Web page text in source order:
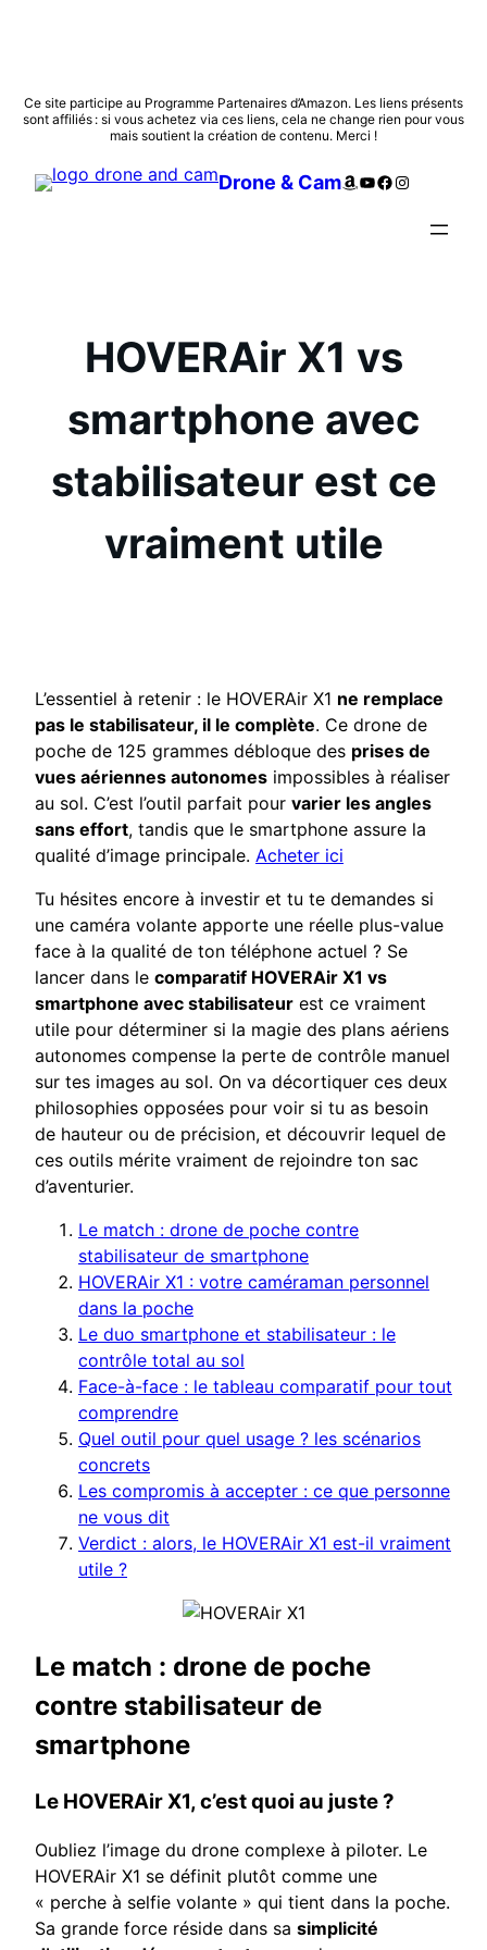
Aller
au
Ce site participe au Programme Partenaires d’Amazon. Les liens présents
sont affiliés : si vous achetez via ces liens, cela ne change rien pour vous
mais soutient la création de contenu. Merci !
Drone & CamAmazon
YouTube
Facebook
Instagram
HOVERAir X1 vs
smartphone avec
stabilisateur est ce
vraiment utile
L’essentiel à retenir : le HOVERAir X1 ne remplace
pas le stabilisateur, il le complète. Ce drone de
poche de 125 grammes débloque des prises de
vues aériennes autonomes impossibles à réaliser
au sol. C’est l’outil parfait pour varier les angles
sans effort, tandis que le smartphone assure la
qualité d’image principale. Acheter ici
Tu hésites encore à investir et tu te demandes si
une caméra volante apporte une réelle plus-value
face à la qualité de ton téléphone actuel ? Se
lancer dans le comparatif HOVERAir X1 vs
smartphone avec stabilisateur est ce vraiment
utile pour déterminer si la magie des plans aériens
autonomes compense la perte de contrôle manuel
sur tes images au sol. On va décortiquer ces deux
philosophies opposées pour voir si tu as besoin
de hauteur ou de précision, et découvrir lequel de
ces outils mérite vraiment de rejoindre ton sac
d’aventurier.
Le match : drone de poche contre
stabilisateur de smartphone
HOVERAir X1 : votre caméraman personnel
dans la poche
Le duo smartphone et stabilisateur : le
contrôle total au sol
Face-à-face : le tableau comparatif pour tout
comprendre
Quel outil pour quel usage ? les scénarios
concrets
Les compromis à accepter : ce que personne
ne vous dit
Verdict : alors, le HOVERAir X1 est-il vraiment
utile ?
Le match : drone de poche
contre stabilisateur de
smartphone
Le HOVERAir X1, c’est quoi au juste ?
Oubliez l’image du drone complexe à piloter. Le
HOVERAir X1 se définit plutôt comme une
« perche à selfie volante » qui tient dans la poche.
Sa grande force réside dans sa simplicité